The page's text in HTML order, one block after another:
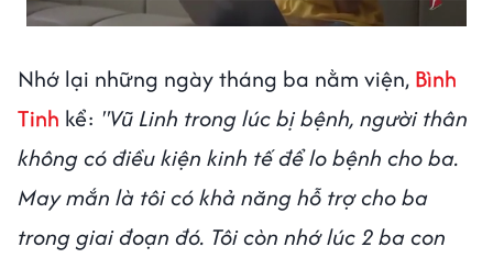
Nhớ lại những ngày tháng ba nằm viện, Bình
Tinh kể: "Vũ Linh trong lúc bị bệnh, người thân
không có điều kiện kinh tế để lo bệnh cho ba.
May mắn là tôi có khả năng hỗ trợ cho ba
trong giai đoạn đó. Tôi còn nhớ lúc 2 ba con